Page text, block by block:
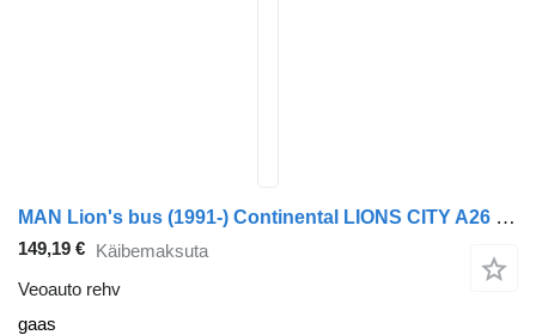
MAN Lion's bus (1991-) Continental LIONS CITY A26 (01.98-12.13)
149,19 € Käibemaksuta
Veoauto rehv
gaas